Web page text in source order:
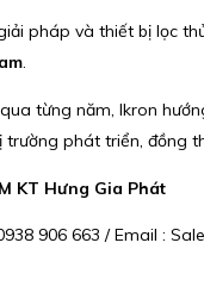
pháp và thiết bị lọc
.
từng năm, Ikron
phát triển, đồng
KT Hưng Gia Phát
906 663 / Email :